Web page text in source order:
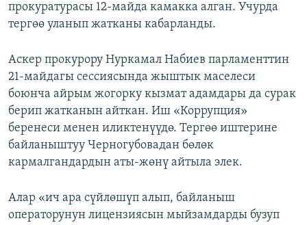
прокуратурасы 12-майда камакка алган. Учурда
тергөө уланып жатканы кабарланды.
Аскер прокурору Нуркамал Набиев парламенттин
21-майдагы сессиясында жыштык маселеси
боюнча айрым жогорку кызмат адамдары да сурак
берип жатканын айткан. Иш «Коррупция»
беренеси менен иликтенүүдө. Тергөө иштерине
байланыштуу Черногубовадан бөлөк
кармалгандардын аты-жөнү айтыла элек.
Алар «ич ара сүйлөшүп алып, байланыш
операторунун лицензиясын мыйзамдарды бузуп